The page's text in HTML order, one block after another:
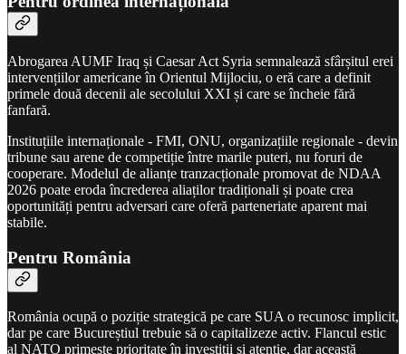
Abrogarea AUMF Iraq și Caesar Act Syria semnalează sfârșitul erei
intervențiilor americane în Orientul Mijlociu, o eră care a definit
primele două decenii ale secolului XXI și care se încheie fără
fanfară.
Instituțiile internaționale - FMI, ONU, organizațiile regionale - devin
tribune sau arene de competiție între marile puteri, nu foruri de
cooperare. Modelul de alianțe tranzacționale promovat de NDAA
2026 poate eroda încrederea aliaților tradiționali și poate crea
oportunități pentru adversari care oferă parteneriate aparent mai
stabile.
Pentru România
România ocupă o poziție strategică pe care SUA o recunosc implicit,
dar pe care Bucureștiul trebuie să o capitalizeze activ. Flancul estic
al NATO primește prioritate în investiții și atenție, dar această